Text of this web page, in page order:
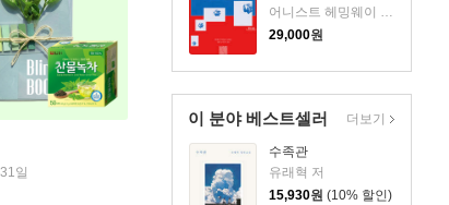
29,000원
이 분야 베스트셀러
수족관
유래혁 저
15,930원 (10% 할인)
더보기
일